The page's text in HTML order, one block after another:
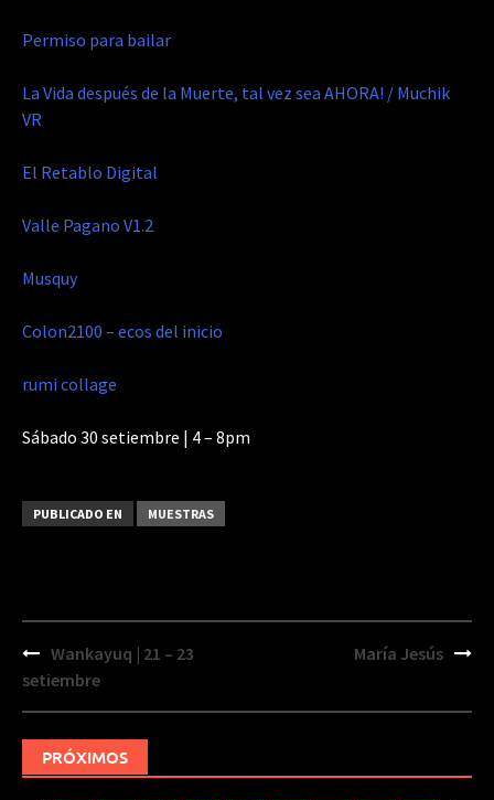
Permiso para bailar
La Vida después de la Muerte, tal vez sea AHORA! / Muchik
VR
El Retablo Digital
Valle Pagano V1.2
Musquy
Colon2100 – ecos del inicio
rumi collage
Sábado 30 setiembre | 4 – 8pm
PUBLICADO EN MUESTRAS
Navegación
de
Wankayuq | 21 – 23
setiembre
María Jesús
PRÓXIMOS